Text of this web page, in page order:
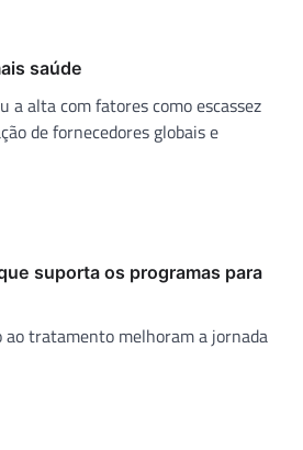
saúde
a alta com fatores como escassez
de fornecedores globais e
suporta os programas para
ao tratamento melhoram a jornada